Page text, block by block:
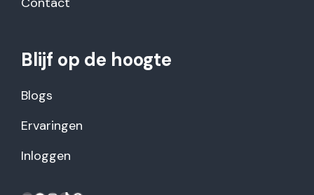
Blijf op de hoogte
Blogs
Ervaringen
Inloggen